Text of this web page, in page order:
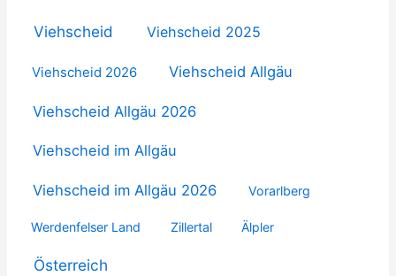
Viehscheid Viehscheid 2025
Viehscheid 2026 Viehscheid Allgäu
Viehscheid Allgäu 2026
Viehscheid im Allgäu
Viehscheid im Allgäu 2026 Vorarlberg
Werdenfelser Land Zillertal Älpler
Österreich